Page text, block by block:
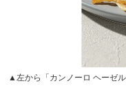
▲左から「カンノーロ ヘーゼ